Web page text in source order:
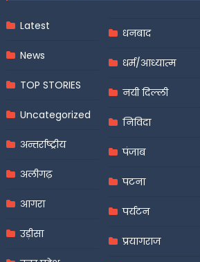
Latest
News
TOP STORIES
Uncategorized
अन्तर्राष्ट्रीय
अलीगढ़
आगरा
उड़ीसा
धनबाद
धर्म/आध्यात्म
नयी दिल्ली
निविदा
पंजाब
पटना
पर्यटन
प्रयागराज